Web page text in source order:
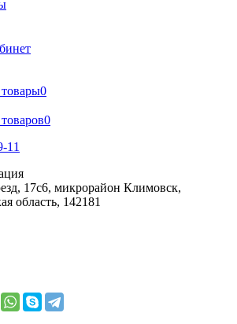
0
0
11
17с6, микрорайон Климовск,
область, 142181